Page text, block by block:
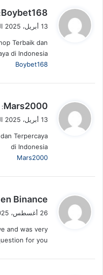
ي
ق
ل
Boybet168
:
13 أبريل، 2025 الساعة 11:04 ص
Terbaik dan
di Indonesia
Boybet168
ي
ق
ل
Mars2000
:
13 أبريل، 2025 الساعة 11:08 ص
Terpercaya
di Indonesia
Mars2000
ي
ق
ل
Binance
26 أغسطس، 2025 الساعة 11:34 م
and was very
for you.